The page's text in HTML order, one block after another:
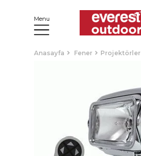
Menu
Anasayfa Fener Projektörler